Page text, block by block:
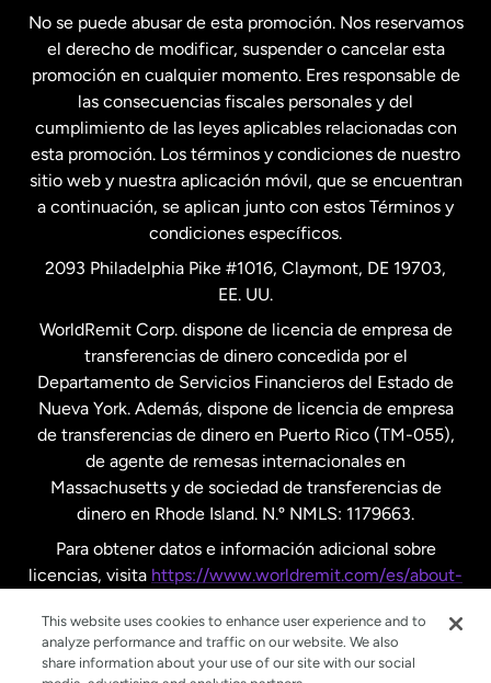
Francia
Malasia
Nueva Zelanda
Países Bajos
Suecia
No se puede abusar de esta promoción. Nos reservamos
el derecho de modificar, suspender o cancelar esta
promoción en cualquier momento. Eres responsable de
las consecuencias fiscales personales y del
cumplimiento de las leyes aplicables relacionadas con
esta promoción. Los términos y condiciones de nuestro
sitio web y nuestra aplicación móvil, que se encuentran
a continuación, se aplican junto con estos Términos y
condiciones específicos.
2093 Philadelphia Pike #1016, Claymont, DE 19703,
EE. UU.
WorldRemit Corp. dispone de licencia de empresa de
transferencias de dinero concedida por el
Departamento de Servicios Financieros del Estado de
Nueva York. Además, dispone de licencia de empresa
de transferencias de dinero en Puerto Rico (TM-055),
de agente de remesas internacionales en
Massachusetts y de sociedad de transferencias de
dinero en Rhode Island. N.º NMLS: 1179663.
Para obtener datos e información adicional sobre
licencias, visita https://www.worldremit.com/es/about-
This website uses cookies to enhance user experience and to
analyze performance and traffic on our website. We also
share information about your use of our site with our social